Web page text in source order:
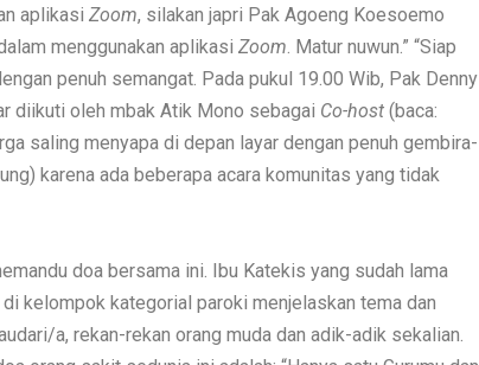
aplikasi Zoom, silakan japri Pak Agoeng Koesoemo
menggunakan aplikasi Zoom. Matur nuwun.” “Siap
penuh semangat. Pada pukul 19.00 Wib, Pak Denny
diikuti oleh mbak Atik Mono sebagai Co-host (baca:
saling menyapa di depan layar dengan penuh gembira-
karena ada beberapa acara komunitas yang tidak
doa bersama ini. Ibu Katekis yang sudah lama
kelompok kategorial paroki menjelaskan tema dan
a, rekan-rekan orang muda dan adik-adik sekalian.